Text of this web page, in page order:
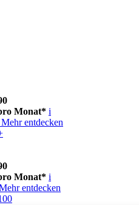
Monat* i
Mehr entdecken
Monat* i
entdecken